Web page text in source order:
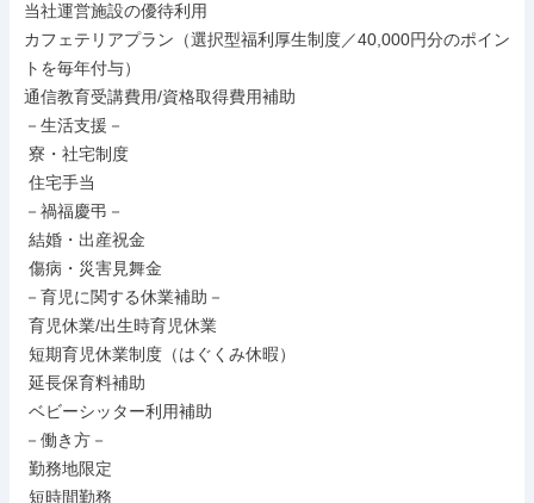
当社運営施設の優待利用
カフェテリアプラン（選択型福利厚生制度／40,000円分のポイン
トを毎年付与）
通信教育受講費用/資格取得費用補助
－生活支援－
－禍福慶弔－
－育児に関する休業補助－
－働き方－